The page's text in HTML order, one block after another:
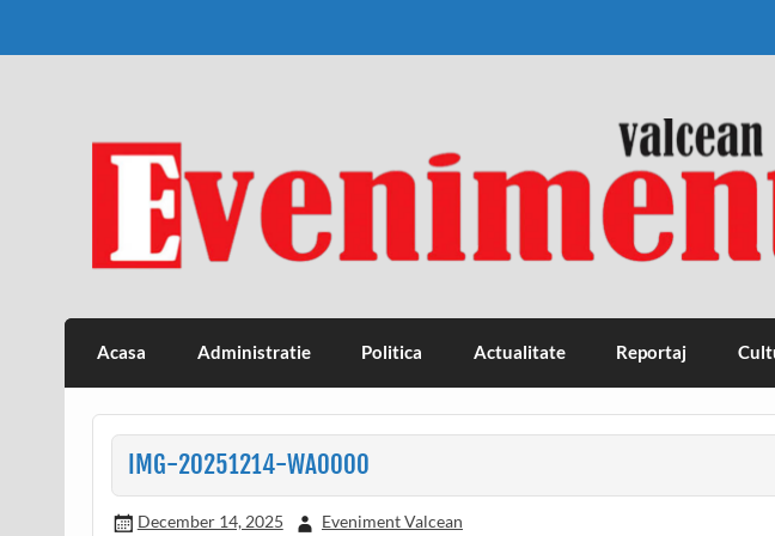
Eveniment Valcean
Acasa Administratie Politica Actualitate Reportaj
IMG-20251214-WA0000
December 14, 2025 Eveniment Valcean